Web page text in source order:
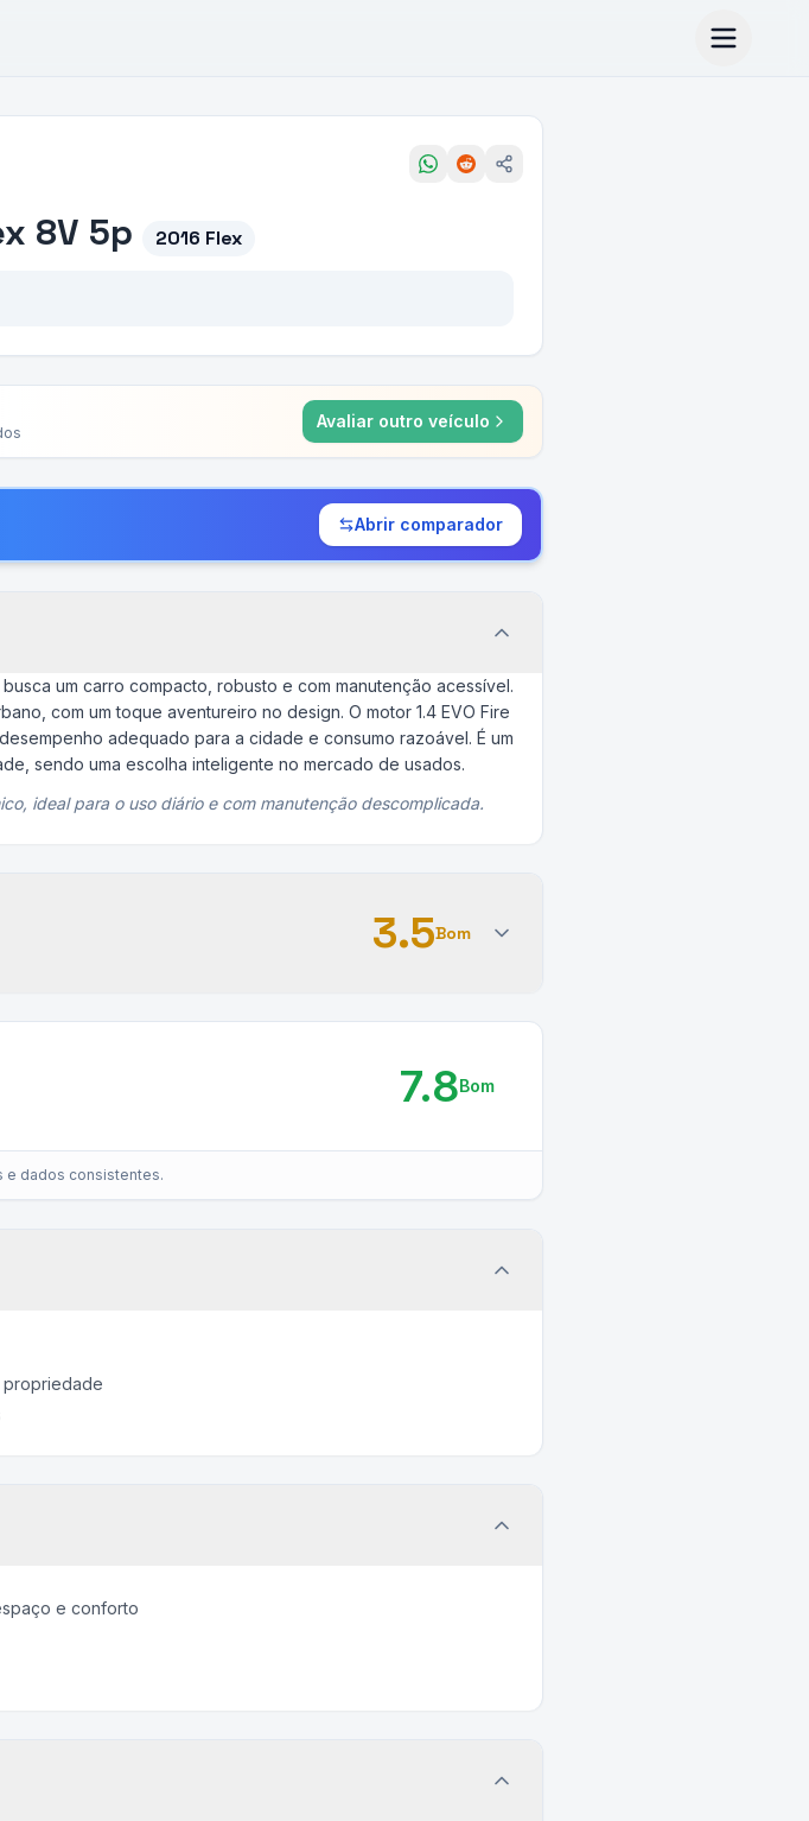
8V 5p 2016 Flex
Avaliar outro veículo
Abrir comparador
um carro compacto, robusto e com manutenção acessível.
com um toque aventureiro no design. O motor 1.4 EVO Fire
adequado para a cidade e consumo razoável. É um
sendo uma escolha inteligente no mercado de usados.
ideal para o uso diário e com manutenção descomplicada.
3.5Bom
7.8Bom
e dados consistentes.
propriedade
e conforto